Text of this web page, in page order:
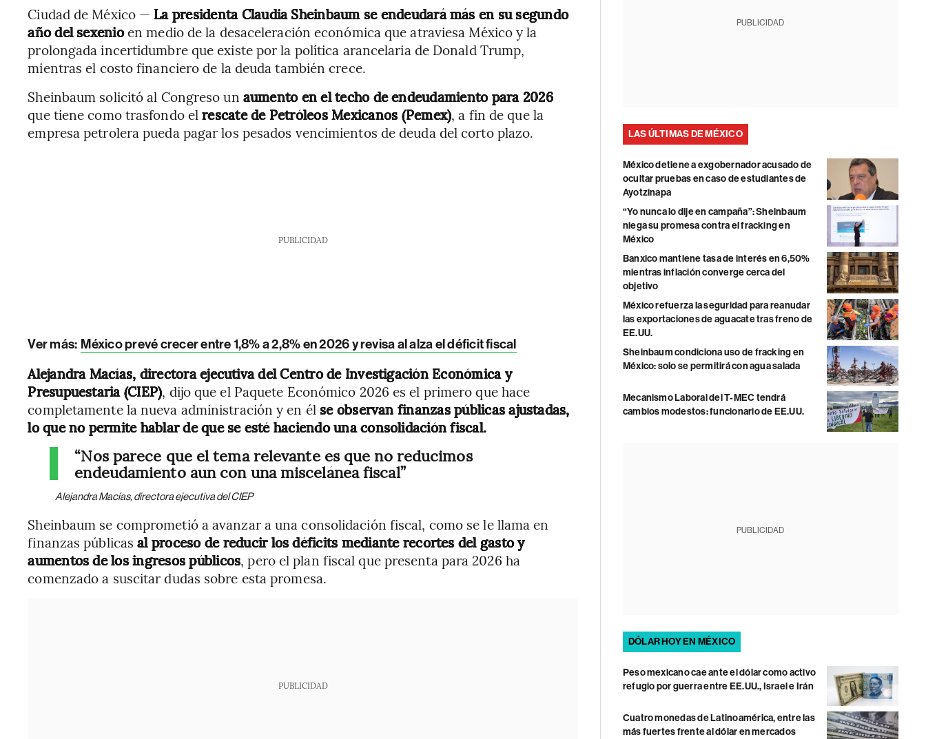
Ciudad de México — La presidenta Claudia Sheinbaum se endeudará más en su segundo
año del sexenioen medio de la desaceleración económica que atraviesa México y la
prolongada incertidumbre que existe por la política arancelaria de Donald Trump,
mientras el costo financiero de la deuda también crece.
Sheinbaum solicitó al Congreso un aumento en el techo de endeudamiento para 2026
que tiene como trasfondo elrescate de Petróleos Mexicanos (Pemex), a fin de que la
empresa petrolera pueda pagar los pesados vencimientos de deuda del corto plazo.
PUBLICIDAD
Ver más: México prevé crecer entre 1,8% a 2,8% en 2026 y revisa al alza el déficit fiscal
Alejandra Macías, directora ejecutiva del Centro de Investigación Económica y
Presupuestaria (CIEP), dijo que el Paquete Económico 2026 es el primero que hace
completamente la nueva administración y en él se observan finanzas públicas ajustadas,
lo que no permite hablar de que se esté haciendo una consolidación fiscal.
“Nos parece que el tema relevante es que no reducimos
endeudamiento aun con una miscelánea fiscal”
Alejandra Macías, directora ejecutiva del CIEP
Sheinbaum se comprometió a avanzar a una consolidación fiscal, como se le llama en
finanzas públicas al proceso de reducir los déficits mediante recortes del gasto y
aumentos de los ingresos públicos, pero el plan fiscal que presenta para 2026 ha
comenzado a suscitar dudas sobre esta promesa.
PUBLICIDAD
PUBLICIDAD
LAS ÚLTIMAS DE MÉXICO
México detiene a exgobernador acusado de
ocultar pruebas en caso de estudiantes de
Ayotzinapa
“Yo nunca lo dije en campaña”: Sheinbaum
niega su promesa contra el fracking en
México
Banxico mantiene tasa de interés en 6,50%
mientras inflación converge cerca del
objetivo
México refuerza la seguridad para reanudar
las exportaciones de aguacate tras freno de
EE.UU.
Sheinbaum condiciona uso de fracking en
México: solo se permitirá con agua salada
Mecanismo Laboral del T-MEC tendrá
cambios modestos: funcionario de EE.UU.
PUBLICIDAD
DÓLAR HOY EN MÉXICO
Peso mexicano cae ante el dólar como activo
refugio por guerra entre EE.UU., Israel e Irán
Cuatro monedas de Latinoamérica, entre las
más fuertes frente al dólar en mercados